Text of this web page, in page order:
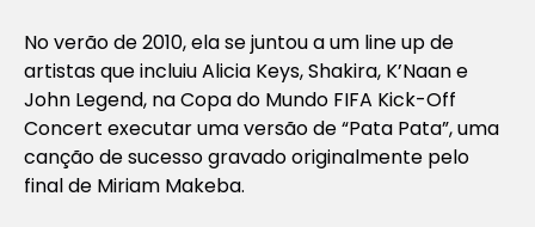
No verão de 2010, ela se juntou a um line up de
artistas que incluiu Alicia Keys, Shakira, K’Naan e
John Legend, na Copa do Mundo FIFA Kick-Off
Concert executar uma versão de “Pata Pata”, uma
canção de sucesso gravado originalmente pelo
final de Miriam Makeba.